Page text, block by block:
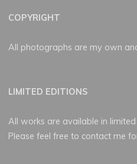
COPYRIGHT
All photographs are my own
LIMITED EDITIONS
All works are available in
Please feel free to contact me